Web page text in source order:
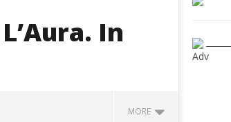
In
MORE
Adv